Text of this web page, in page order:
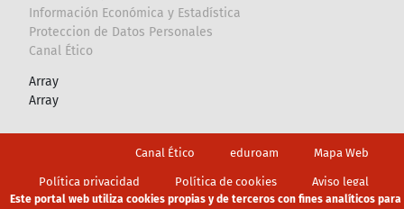
Información Económica y Estadística
Proteccion de Datos Personales
Canal Ético
Array
Array
Canal Ético eduroam Mapa Web
Política privacidad Política de cookies Aviso legal
Este portal web utiliza cookies propias y de terceros con fines analíticos para